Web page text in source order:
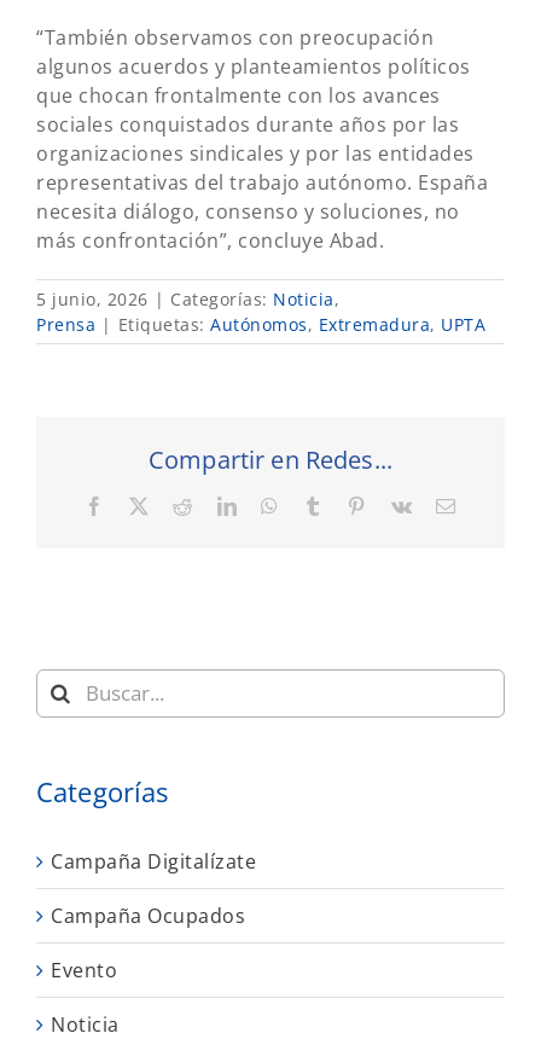
“También observamos con preocupación
algunos acuerdos y planteamientos políticos
que chocan frontalmente con los avances
sociales conquistados durante años por las
organizaciones sindicales y por las entidades
representativas del trabajo autónomo. España
necesita diálogo, consenso y soluciones, no
más confrontación”, concluye Abad.
5 junio, 2026 | Categorías: Noticia,
Prensa | Etiquetas: Autónomos, Extremadura, UPTA
Compartir en Redes...
Facebook RedditLinkedInWhatsApp
Tumblr Pinterest
Vk
Correo
Buscar:
Categorías
Campaña Digitalízate
Campaña Ocupados
Evento
Noticia